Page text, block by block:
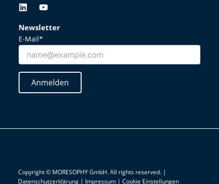
L
i
n
k
e
d
n
Y
u
t
b
e
Newsletter
E-Mail*
Anmelden
Copyright © MORESOPHY GmbH. All rights reserved. |
Datenschutzerklärung| Impressum| Cookie Einstellungen